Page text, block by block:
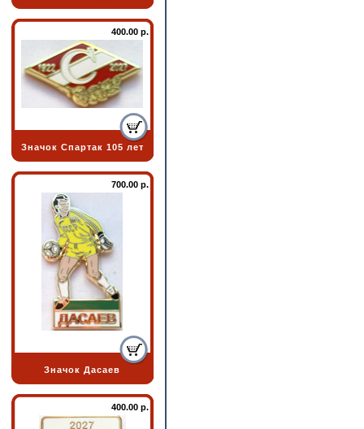
400.00 р.
Значок Спартак 105 лет
700.00 р.
Значок Дасаев
400.00 р.